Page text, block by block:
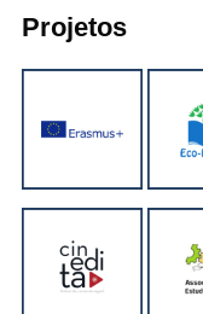
Projetos